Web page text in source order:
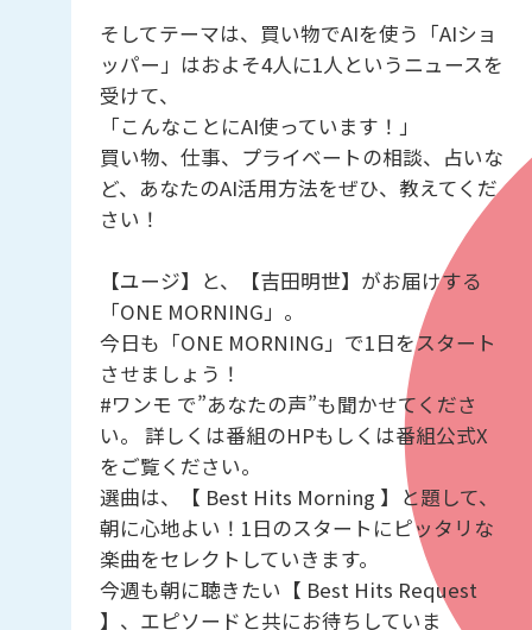
そしてテーマは、買い物でAIを使う「AIショ
ッパー」はおよそ4人に1人というニュースを
受けて、
「こんなことにAI使っています！」
買い物、仕事、プライベートの相談、占いな
ど、あなたのAI活用方法をぜひ、教えてくだ
さい！
【ユージ】と、【吉田明世】がお届けする
「ONE MORNING」。
今日も「ONE MORNING」で1日をスタート
させましょう！
#ワンモ で”あなたの声”も聞かせてくださ
い。 詳しくは番組のHPもしくは番組公式X
をご覧ください。
選曲は、【 Best Hits Morning 】と題して、
朝に心地よい！1日のスタートにピッタリな
楽曲をセレクトしていきます。
今週も朝に聴きたい【 Best Hits Request
】、エピソードと共にお待ちしていま